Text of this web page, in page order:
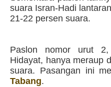
suara Isran-Hadi
21-22 persen suara.
Paslon nomor urut 2,
Hidayat, hanya meraup
suara. Pasangan ini
Tabang.